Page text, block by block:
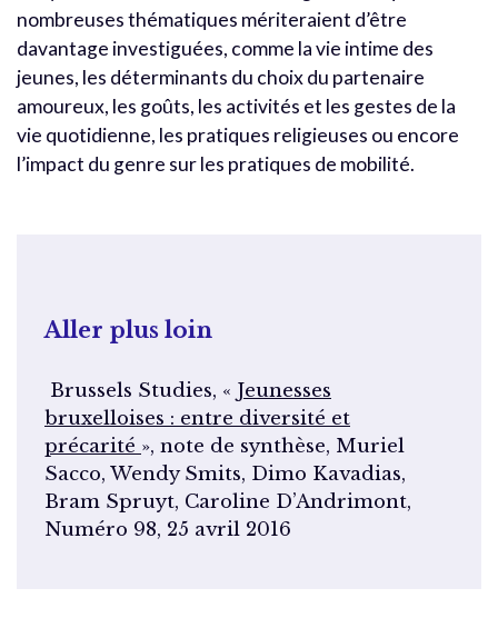
nombreuses thématiques mériteraient d’être
davantage investiguées, comme la vie intime des
jeunes, les déterminants du choix du partenaire
amoureux, les goûts, les activités et les gestes de la
vie quotidienne, les pratiques religieuses ou encore
l’impact du genre sur les pratiques de mobilité.
Aller plus loin
Brussels Studies, « Jeunesses
bruxelloises : entre diversité et
précarité », note de synthèse, Muriel
Sacco, Wendy Smits, Dimo Kavadias,
Bram Spruyt, Caroline D’Andrimont,
Numéro 98, 25 avril 2016